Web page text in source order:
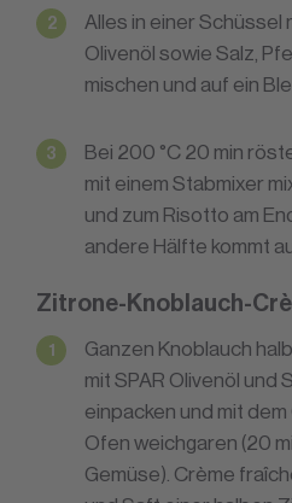
Alles in einer Schüssel
Olivenöl sowie Salz,
mischen und auf ein
Bei 200 °C 20 min
mit einem Stabmixer
und zum Risotto am
andere Hälfte kommt
Zitrone-Knoblauch-
Ganzen Knoblauch
mit SPAR Olivenöl und
einpacken und mit
Ofen weichgaren (20
Gemüse). Crème